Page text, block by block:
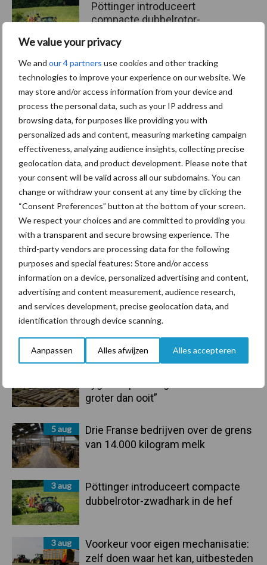
We value your privacy
We and our 4 partners use cookies and other tracking
technologies to improve your experience on our website. We
may store and/or access information from your device and
process the personal data, such as your IP address and
browsing data, for purposes like providing you with
personalized ads and content, measuring marketing campaign
effectiveness, analyzing audience insights, collecting precise
geolocation data, and product development. Please note that
your consent will be valid across all our subdomains. You can
change or withdraw your consent at any time by clicking the
“Consent Preferences” button at the bottom of your screen.
We respect your choices and are committed to providing you
with a transparent and secure browsing experience. The
third-party vendors are processing data for the following
purposes and special features: Store and/or access
information on a device, personalized advertising and content,
advertising and content measurement, audience research,
and services development, precise geolocation data, and
identification through device scanning.
Aanpassen Alles afwijzen Alles accepteren
Primaire
Sidebar
Recent nieuws Partner nieuws
groter dan ooit”
5 aug
Drie Franse bedrijven over de grens
van 14.000 kilogram melk
3 aug
Pöttinger introduceert compacte
dubbelrotor-zwadhark in de hef
3 aug
Voorkeur voor eigen mechanisatie:
zelf doen waar het kan, uitbesteden
Pöttinger introduceert
compacte dubbelrotor-
Themapagina's
Diergezondheid Bemesting Fokkerij
Beregening Bijproducten
Toon meer